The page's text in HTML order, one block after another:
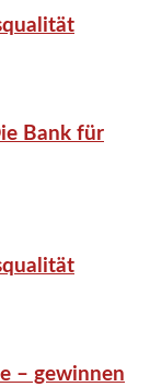
Bank für
– gewinnen